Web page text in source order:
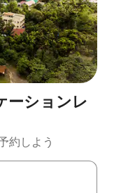
ーションレ
約しよう
を使って移動するか